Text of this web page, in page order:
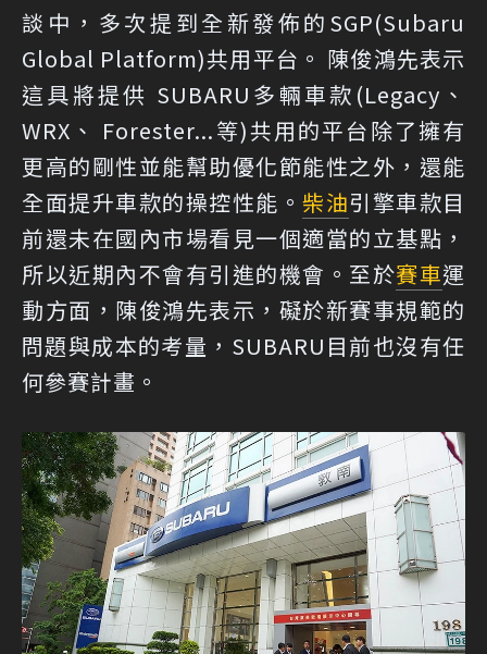
談中，多次提到全新發佈的 SGP(Subaru
Global Platform)共用平台 。 陳俊鴻先表示
這具將提供 SUBARU多輛車款(Legacy、
WRX、 Forester...等)共用的平台除了擁有
更高的剛性並能幫助優化節能性之外，還能
全面提升車款的操控性能。 柴油引擎車款目
前還未在國內市場看見一個適當的立基點，
所以近期內不會有引進的機會。至於賽車運
動方面，陳俊鴻先表示，礙於新賽事規範的
問題與成本的考量，SUBARU目前也沒有任
何參賽計畫。